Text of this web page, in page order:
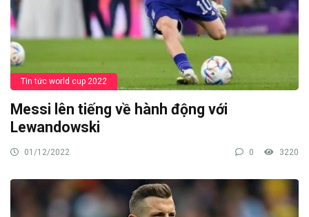
Tin tức world cup 2022
Messi lên tiếng về hành động với
Lewandowski
01/12/2022 0 3220